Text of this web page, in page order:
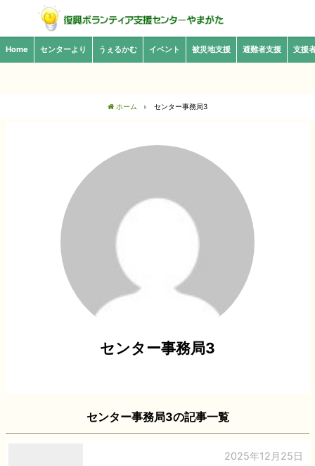
Home センターより うぇるかむ イベント 被災地支援 避難者支援 支援
ホーム センター事務局3
センター事務局3
センター事務局3の記事一覧
2025年12月25日